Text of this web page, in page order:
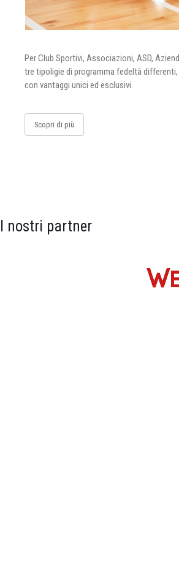
Per Club Sportivi, Associazioni, ASD,
tre tipoligie di programma fedeltà differenti,
con vantaggi unici ed esclusivi.
Scopri di più
I nostri partner